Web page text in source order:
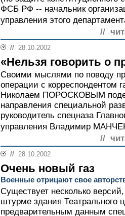
ФСБ РФ -- начальник
управления этого
//
// 28.10.2002
«Нельзя говорить о
Своими мыслями по поводу
операции с корреспондентом
Николаем ПОРОСКОВЫМ
направления специальной
руководитель спецназа
управления Владимир
//
// 28.10.2002
Очень новый газ
Военные отрицают свое
Существует несколько
штурме здания Театрального
предварительным данным